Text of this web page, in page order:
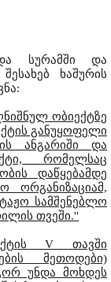
სურამში და
ხაშურის
ობიექტზე
განუყოფელი
ანგარიში და
რომელსაც
დაწყებამდე
ორგანიზაციამ,
სამშენებლო
თვეში.''
V თავში
მეთოდები)
უნდა მოხდეს